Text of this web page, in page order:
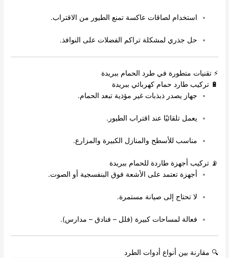
استخدام لصاقات عاكسة تمنع الطيور من الاقتراب.
حل جذري لمشكلة تراكم الفضلات على النوافذ.
⚡ تقنيات متطورة في طرد الحمام ببريدة
🔋 تركيب طارد حمام كهربائي ببريدة
جهاز يصدر ذبذبات غير مؤذية تبعد الحمام.
يعمل تلقائيًا عند اقتراب الطيور.
مناسب للأسطح والمنازل الكبيرة والمزارع.
📡 تركيب أجهزة طاردة للحمام ببريدة
أجهزة تعتمد على الأشعة فوق البنفسجية أو الصوت.
لا تحتاج إلى صيانة مستمرة.
فعالة لمساحات كبيرة (فلل – فنادق – مدارس).
🔍 مقارنة بين أنواع أدوات الطرد